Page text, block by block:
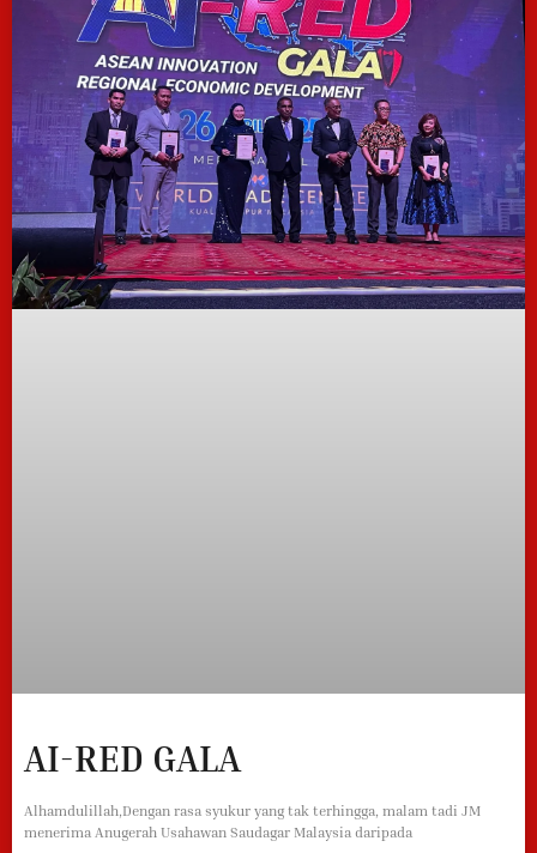
AI-RED GALA
Alhamdulillah,Dengan rasa syukur yang tak terhingga, malam tadi JM
menerima Anugerah Usahawan Saudagar Malaysia daripada